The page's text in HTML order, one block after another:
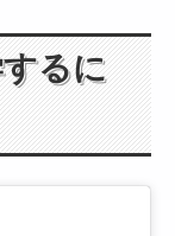
るに